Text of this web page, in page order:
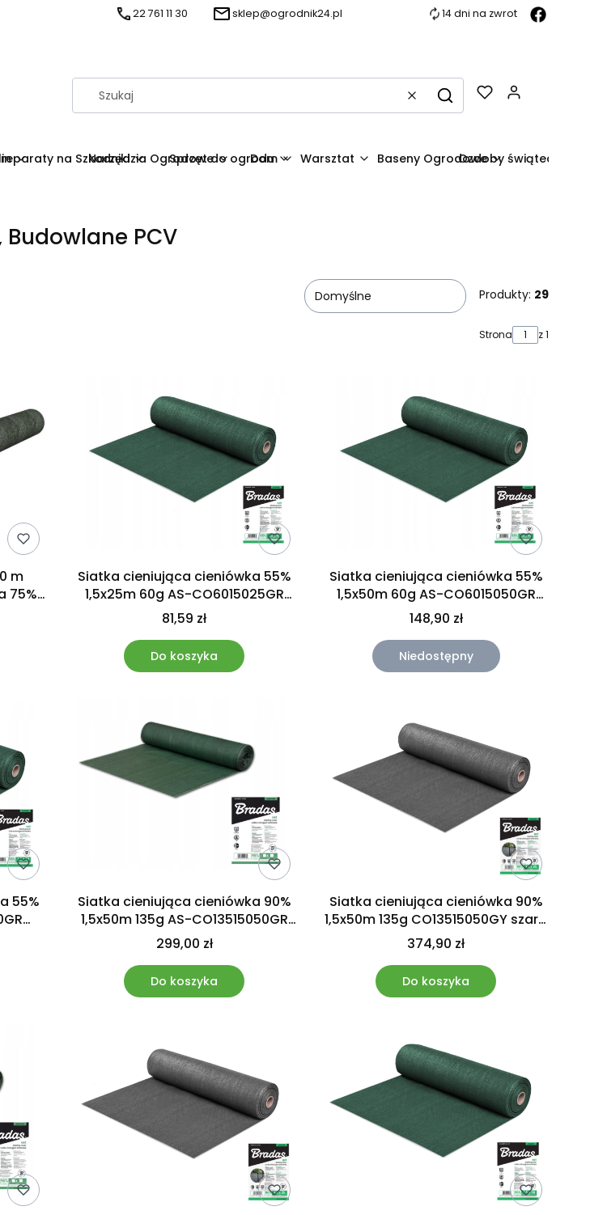
22 761 11 30 sklep@ogrodnik24.pl 14 dni na zwrot
WyczyśćSzukaj
na Szkodniki
Narzędzia OgrodoweSprzęt do ogrodu
Dom Warsztat Baseny OgrodoweOzdoby świąteczne
PCV
Domyślne Produkty: 29
Strona z 1
m
75%
Siatka cieniująca cieniówka 55%
1,5x25m 60g AS-CO6015025GR
Bradas
81,59 zł
Do koszyka
Siatka cieniująca cieniówka 55%
1,5x50m 60g AS-CO6015050GR
Bradas
148,90 zł
Niedostępny
55%
Siatka cieniująca cieniówka 90%
1,5x50m 135g AS-CO13515050GR
Bradas
299,00 zł
Do koszyka
Siatka cieniująca cieniówka 90%
1,5x50m 135g CO13515050GY szara
Bradas
374,90 zł
Do koszyka